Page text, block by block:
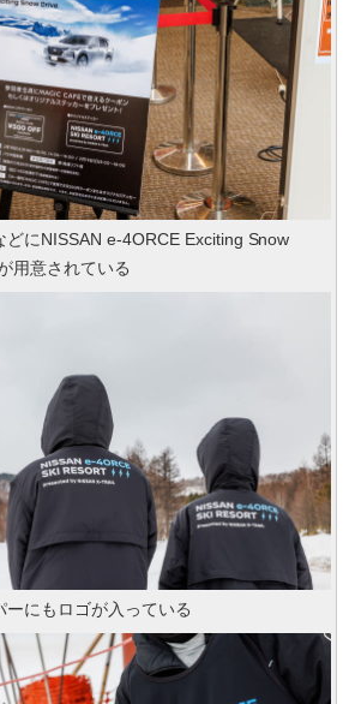
どにNISSAN e-4ORCE Exciting Snow
用意されている
ーにもロゴが入っている